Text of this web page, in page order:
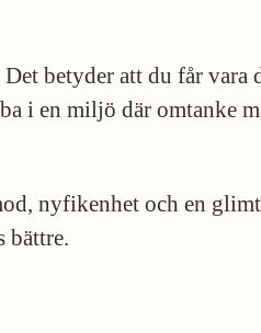
betyder att du får vara
i en miljö där omtanke
nyfikenhet och en
bättre.